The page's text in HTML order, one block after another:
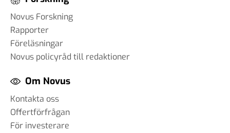
Novus Forskning
Rapporter
Föreläsningar
Novus policyråd till redaktioner
Om Novus
Kontakta oss
Offertförfrågan
För investerare